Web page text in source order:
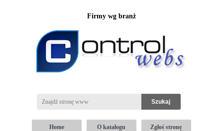
Firmy wg branż
Home O katalogu Zgłoś stronę